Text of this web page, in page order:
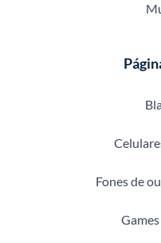
Fones de